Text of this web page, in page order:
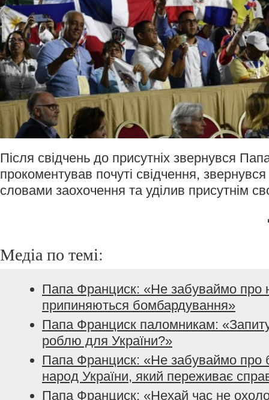
Після свідчень до присутніх звернувся
прокоментував почуті свідчення, звернувся
словами заохочення та уділив присутнім
Медіа по темі:
Папа Франциск: «Не забуваймо про
припиняються бомбардування»
Папа Франциск паломникам:
роблю для України?»
Папа Франциск: «Не забуваймо про
народ України, який переживає
Папа Франциск: «Нехай час не